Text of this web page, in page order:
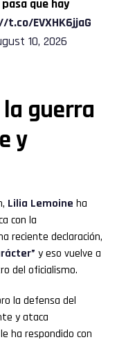
que hay
EVXHK6jjaG
10, 2026
guerra
y
Lilia Lemoine ha
con la
reciente declaración,
y eso vuelve a
del oficialismo.
la defensa del
y ataca
ha respondido con